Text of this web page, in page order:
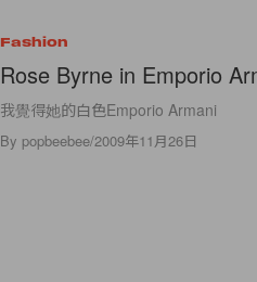
Fashion
Rose Byrne in Emporio
我覺得她的白色Emporio Armani
By popbeebee/2009年11月26日